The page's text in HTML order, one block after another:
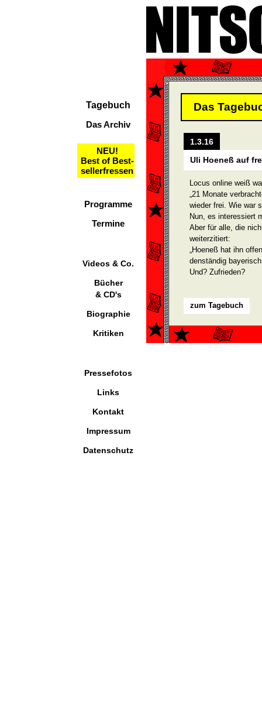
Tagebuch
Das Archiv
NEU!
Best of Best-
sellerfressen
Programme
Termine
Videos & Co.
Bücher
& CD's
Biographie
Kritiken
Pressefotos
Links
Kontakt
Impressum
Datenschutz
Das
1.3.16
Uli Hoeneß auf
Locus online weiß
„21 Monate
wieder frei. Wie war
Nun, es interessiert
Aber für alle, die
weiterzitiert:
„Hoeneß hat ihn
denständig
Und? Zufrieden?
zum Tagebuch